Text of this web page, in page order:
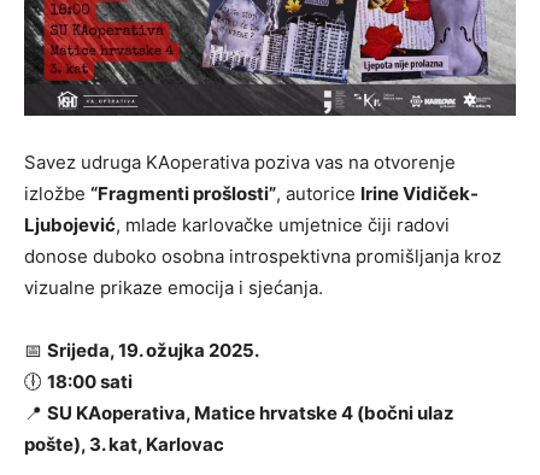
Savez udruga KAoperativa poziva vas na otvorenje
izložbe “Fragmenti prošlosti”, autorice Irine Vidiček-
Ljubojević, mlade karlovačke umjetnice čiji radovi
donose duboko osobna introspektivna promišljanja kroz
vizualne prikaze emocija i sjećanja.
📅 Srijeda, 19. ožujka 2025.
🕕 18:00 sati
📍 SU KAoperativa, Matice hrvatske 4 (bočni ulaz
pošte), 3. kat, Karlovac